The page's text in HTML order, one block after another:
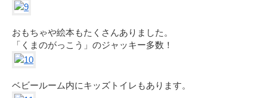
おもちゃや絵本もたくさんありました。
「くまのがっこう」のジャッキー多数！
ベビールーム内にキッズトイレもあります。